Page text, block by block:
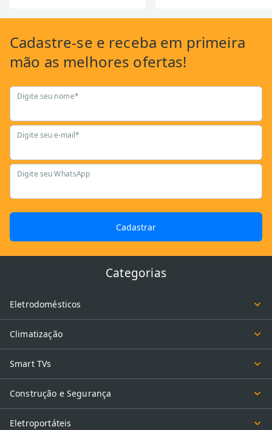
Cadastre-se e receba em primeira
mão as melhores ofertas!
Digite seu nome*
Digite seu e-mail*
Digite seu WhatsApp
Cadastrar
Categorias
Eletrodomésticos
Climatização
Smart TVs
Construção e Segurança
Eletroportáteis